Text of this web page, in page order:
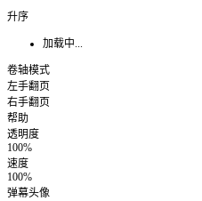
升序
加载中...
卷轴模式
左手翻页
右手翻页
帮助
透明度
100%
速度
100%
弹幕头像